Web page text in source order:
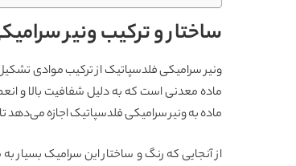
ساختار و ترکیب ونیر
ماده معدنی است که به دلیل شفافیت بالا و
ماده به ونیر سرامیکی فلدسپاتیک اجازه
از آنجایی که رنگ و ساختار این سرامیک بسیار